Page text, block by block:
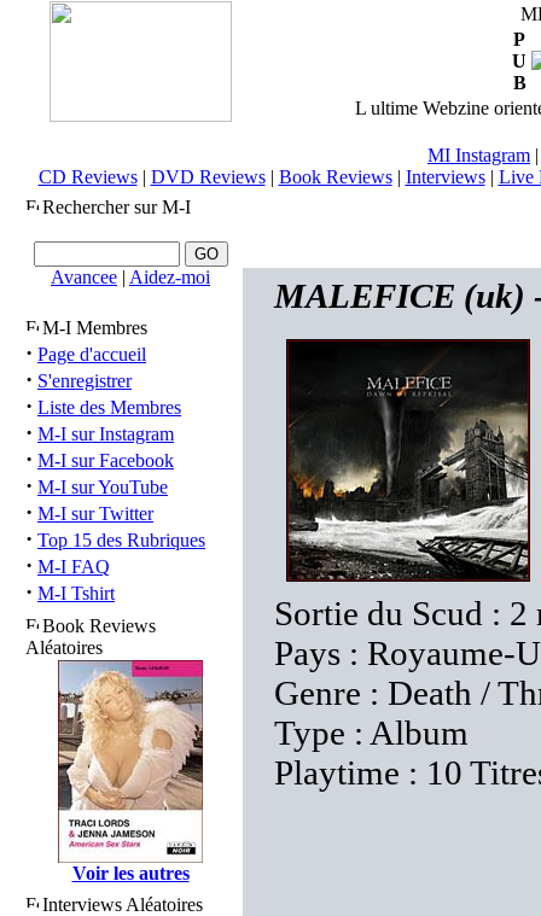
P
U
B
L ultime Webzine
MI Instagram
CD Reviews| DVD Reviews| Book Reviews| Interviews| Live
Rechercher sur M-I
Avancee | Aidez-moi
M-I Membres
· Page d'accueil
· S'enregistrer
· Liste des Membres
· M-I sur Instagram
· M-I sur Facebook
· M-I sur YouTube
· M-I sur Twitter
· Top 15 des Rubriques
· M-I FAQ
· M-I Tshirt
Book Reviews
Aléatoires
Voir les autres
Interviews Aléatoires
MALEFICE (uk)
Sortie du Scud : 2
Pays : Royaume-
Genre : Death /
Type : Album
Playtime : 10